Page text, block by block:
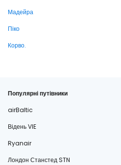
Мадейра
Піко
Корво.
Популярні путівники
airBaltic
Відень VIE
Ryanair
Лондон Станстед STN